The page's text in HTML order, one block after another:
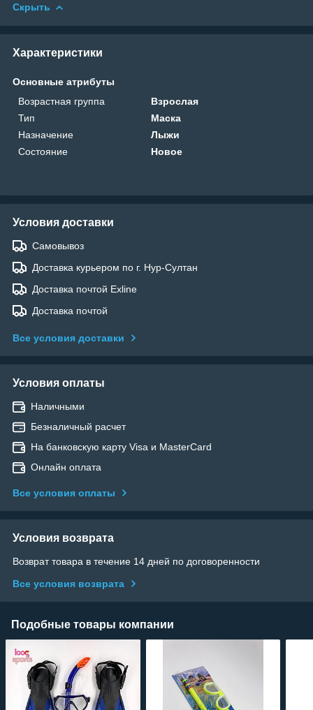
Скрыть
Характеристики
Основные атрибуты
Возрастная группа
Взрослая
Тип
Маска
Назначение
Лыжи
Состояние
Новое
Условия доставки
Самовывоз
Доставка курьером по г. Нур-Султан
Доставка почтой Exline
Доставка почтой
Все условия доставки
Условия оплаты
Наличными
Безналичный расчет
На банковскую карту Visa и MasterCard
Онлайн оплата
Все условия оплаты
Условия возврата
Возврат товара в течение 14 дней по договоренности
Все условия возврата
Подобные товары компании